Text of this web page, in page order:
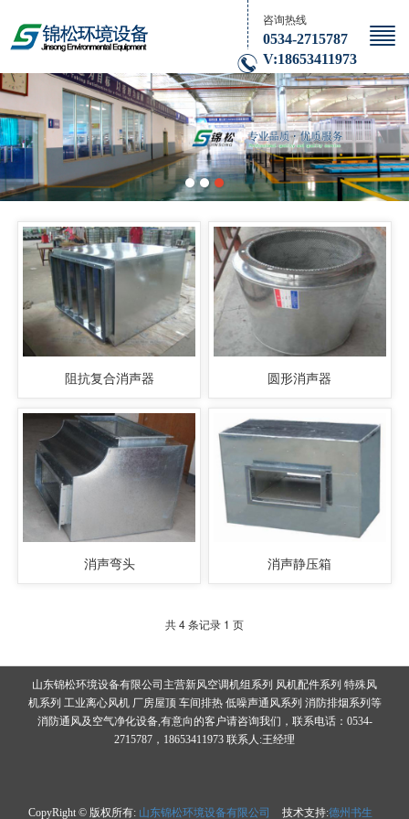
咨询热线
0534-2715787
V:18653411973
阻抗复合消声器 圆形消声器
消声弯头 消声静压箱
共 4 条记录 1 页
山东锦松环境设备有限公司主营新风空调机组系列 风机配件系列 特殊风
机系列 工业离心风机 厂房屋顶 车间排热 低噪声通风系列 消防排烟系列等
消防通风及空气净化设备,有意向的客户请咨询我们，联系电话：0534-
2715787，18653411973 联系人:王经理
CopyRight © 版权所有: 山东锦松环境设备有限公司 技术支持:德州书生